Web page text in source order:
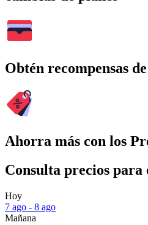
Obtén recompensas
Ahorra más con los
Consulta precios para
Hoy
7 ago - 8 ago
Mañana